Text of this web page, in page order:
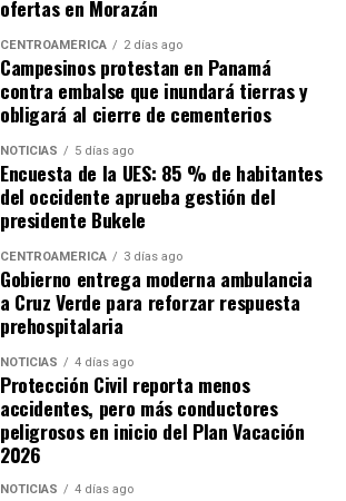
ofertas en Morazán
CENTROAMÉRICA 2 días ago
Campesinos protestan en Panamá
contra embalse que inundará tierras y
obligará al cierre de cementerios
NOTICIAS 5 días ago
Encuesta de la UES: 85 % de habitantes
del occidente aprueba gestión del
presidente Bukele
CENTROAMÉRICA 3 días ago
Gobierno entrega moderna ambulancia
a Cruz Verde para reforzar respuesta
prehospitalaria
NOTICIAS 4 días ago
Protección Civil reporta menos
accidentes, pero más conductores
peligrosos en inicio del Plan Vacación
2026
NOTICIAS 4 días ago